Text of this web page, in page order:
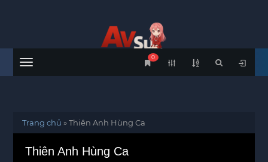
Menu
0
Trang chủ »Thiên Anh Hùng Ca
Thiên Anh Hùng Ca